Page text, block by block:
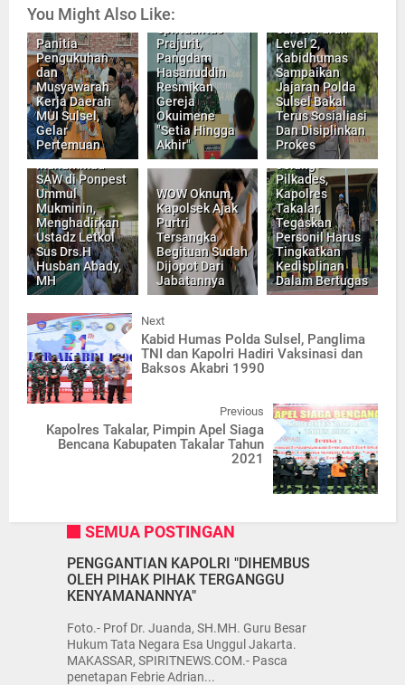
You Might Also Like:
Panitia
Pengukuhan
dan
Musyawarah
Kerja Daerah
MUI Sulsel,
Gelar
Pertemuan
Tingkatkan
Prajurit,
Pangdam
Hasanuddin
Resmikan
Gereja
Okuimene
"Setia Hingga
Akhir"
Level 2,
Kabidhumas
Sampaikan
Jajaran Polda
Sulsel Bakal
Terus Sosialiasi
Dan Disiplinkan
Prokes
Maulid Nabi
SAW di Ponpest
Ummul
Mukminin,
Menghadirkan
Ustadz Letkol
Sus Drs.H
Husban Abady,
MH
WOW Oknum,
Kapolsek Ajak
Purtri
Tersangka
Begituan Sudah
Dijopot Dari
Jabatannya
Pilkades,
Kapolres
Takalar,
Tegaskan
Personil Harus
Tingkatkan
Kedisplinan
Dalam Bertugas
Next
Kabid Humas Polda Sulsel, Panglima
TNI dan Kapolri Hadiri Vaksinasi dan
Baksos Akabri 1990
Previous
Kapolres Takalar, Pimpin Apel Siaga
Bencana Kabupaten Takalar Tahun
2021
SEMUA POSTINGAN
PENGGANTIAN KAPOLRI "DIHEMBUS
OLEH PIHAK PIHAK TERGANGGU
KENYAMANANNYA"
Foto.- Prof Dr. Juanda, SH.MH. Guru Besar
Hukum Tata Negara Esa Unggul Jakarta.
MAKASSAR, SPIRITNEWS.COM.- Pasca
penetapan Febrie Adrian...